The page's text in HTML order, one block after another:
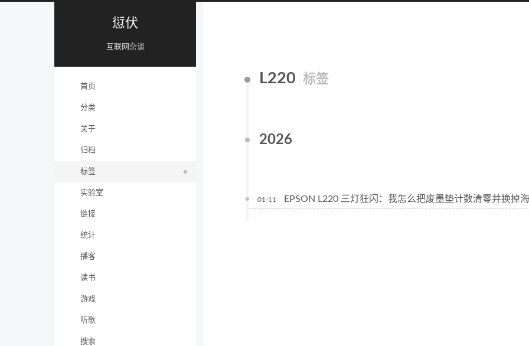
愆伏
互联网杂谈
首页
分类
关于
归档
标签
实验室
链接
统计
播客
读书
游戏
听歌
搜索
L220 标签
2026
01-11 EPSON L220 三灯狂闪：我怎么把废墨垫计数清零并换掉